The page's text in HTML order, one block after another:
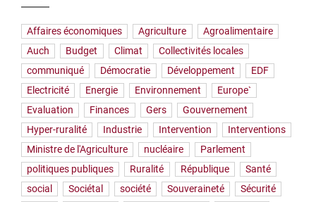
Affaires économiques Agriculture
Agroalimentaire
Auch
Budget Climat
Collectivités locales
communiqué
Démocratie Développement
EDF
Electricité
Energie Environnement
Europe`
Evaluation
Finances Gers
Gouvernement
Hyper-ruralité
Industrie Intervention
Interventions
Ministre de l'Agriculture
nucléaire
Parlement
politiques publiques
Ruralité République
Santé
social
Sociétal société Souveraineté
Sécurité